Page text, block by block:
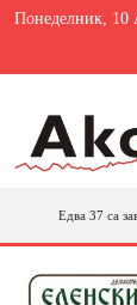
Понеделник, 10
Едва 37 са